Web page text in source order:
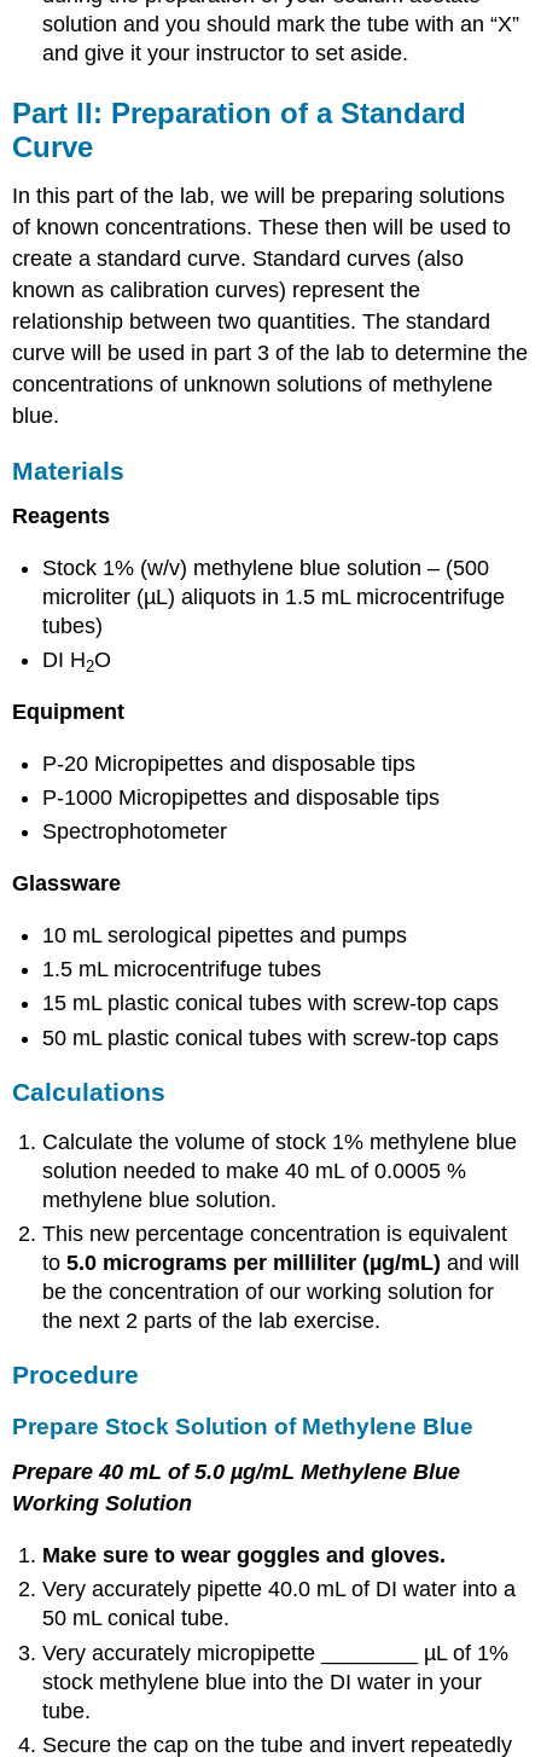
solution and you should mark the tube with an “X”
and give it your instructor to set aside.
Part II: Preparation of a Standard
Curve
In this part of the lab, we will be preparing solutions
of known concentrations. These then will be used to
create a standard curve. Standard curves (also
known as calibration curves) represent the
relationship between two quantities. The standard
curve will be used in part 3 of the lab to determine the
concentrations of unknown solutions of methylene
blue.
Materials
Reagents
Stock 1% (w/v) methylene blue solution – (500
microliter (µL) aliquots in 1.5 mL microcentrifuge
tubes)
DI H2O
Equipment
P-20 Micropipettes and disposable tips
P-1000 Micropipettes and disposable tips
Spectrophotometer
Glassware
10 mL serological pipettes and pumps
1.5 mL microcentrifuge tubes
15 mL plastic conical tubes with screw-top caps
50 mL plastic conical tubes with screw-top caps
Calculations
Calculate the volume of stock 1% methylene blue
solution needed to make 40 mL of 0.0005 %
methylene blue solution.
This new percentage concentration is equivalent
to5.0 micrograms per milliliter (µg/mL) and will
be the concentration of our working solution for
the next 2 parts of the lab exercise.
Procedure
Prepare Stock Solution of Methylene Blue
Prepare 40 mL of 5.0 µg/mL Methylene Blue
Working Solution
Make sure to wear goggles and gloves.
Very accurately pipette 40.0 mL of DI water into a
50 mL conical tube.
Very accurately micropipette ________ µL of 1%
stock methylene blue into the DI water in your
tube.
Secure the cap on the tube and invert repeatedly